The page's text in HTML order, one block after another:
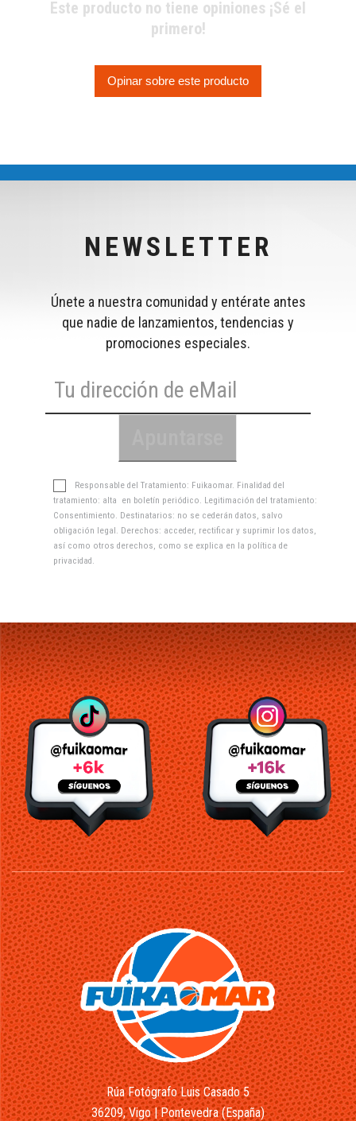
Este producto no tiene opiniones ¡Sé el
primero!
Opinar sobre este producto
NEWSLETTER
Únete a nuestra comunidad y entérate antes
que nadie de lanzamientos, tendencias y
promociones especiales.
Responsable del Tratamiento: Fuikaomar. Finalidad del
tratamiento: alta en boletín periódico. Legitimación del tratamiento:
Consentimiento. Destinatarios: no se cederán datos, salvo
obligación legal. Derechos: acceder, rectificar y suprimir los datos,
así como otros derechos, como se explica en la política de
privacidad .
Rúa Fotógrafo Luis Casado 5
36209, Vigo | Pontevedra (España)